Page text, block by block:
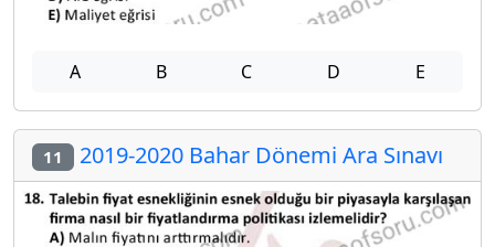
A B C D E
11 2019-2020 Bahar Dönemi Ara Sınavı